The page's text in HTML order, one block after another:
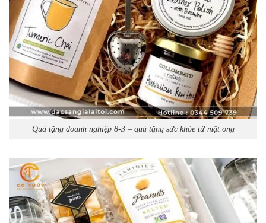
Quà tặng doanh nghiệp 8-3 – quà tặng sức khỏe từ mật ong